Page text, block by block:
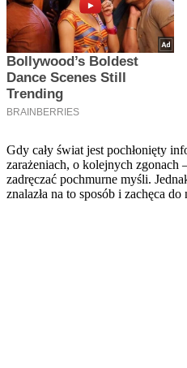
Gdy cały świat jest pochłonięty
zarażeniach, o kolejnych zgonach
zadręczać pochmurne myśli.
znalazła na to sposób i zachęca